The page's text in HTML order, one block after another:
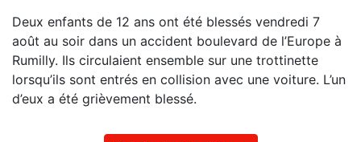
Deux enfants de 12 ans ont été blessés vendredi 7
août au soir dans un accident boulevard de l’Europe à
Rumilly. Ils circulaient ensemble sur une trottinette
lorsqu’ils sont entrés en collision avec une voiture. L’un
d’eux a été grièvement blessé.